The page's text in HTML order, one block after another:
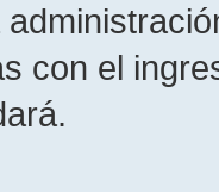
con el